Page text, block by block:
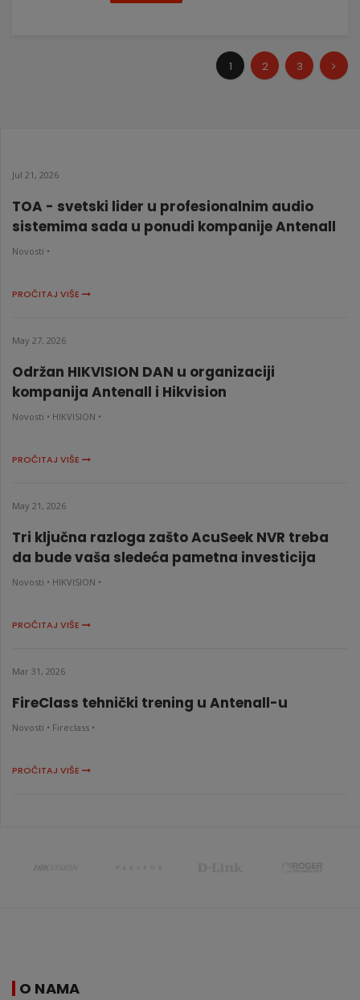
1 2 3
Jul 21, 2026
TOA - svetski lider u profesionalnim audio
sistemima sada u ponudi kompanije Antenall
Novosti •
PROČITAJ VIŠE
May 27, 2026
Održan HIKVISION DAN u organizaciji
kompanija Antenall i Hikvision
Novosti • HIKVISION •
PROČITAJ VIŠE
May 21, 2026
Tri ključna razloga zašto AcuSeek NVR treba
da bude vaša sledeća pametna investicija
Novosti • HIKVISION •
PROČITAJ VIŠE
Mar 31, 2026
FireClass tehnički trening u Antenall-u
Novosti • Fireclass •
PROČITAJ VIŠE
O NAMA